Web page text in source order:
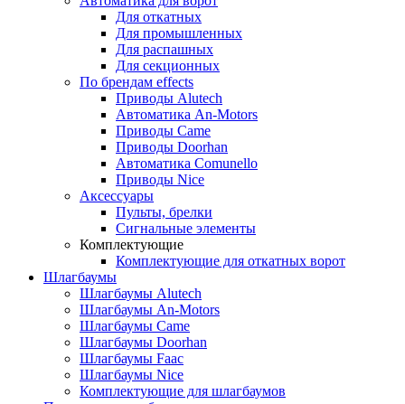
Для откатных
Для промышленных
Для распашных
Для секционных
По брендам effects
Приводы Alutech
Автоматика An-Motors
Приводы Came
Приводы Doorhan
Автоматика Comunello
Приводы Nice
Аксессуары
Пульты, брелки
Сигнальные элементы
Комплектующие
Комплектующие для откатных ворот
Шлагбаумы
Шлагбаумы Alutech
Шлагбаумы An-Motors
Шлагбаумы Came
Шлагбаумы Doorhan
Шлагбаумы Faac
Шлагбаумы Nice
Комплектующие для шлагбаумов